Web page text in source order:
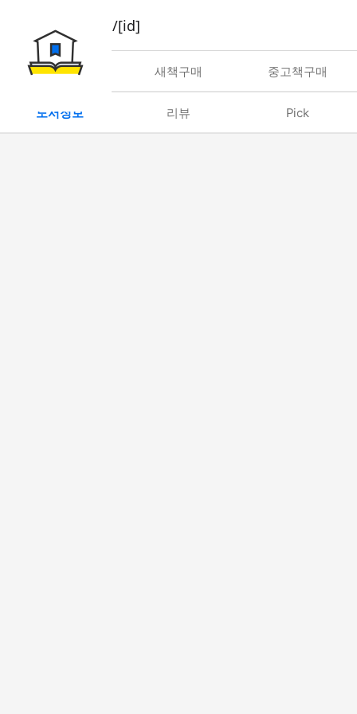
book/rent/[id]
대여 새책구매 중고책구매
도서정보 리뷰 Pick